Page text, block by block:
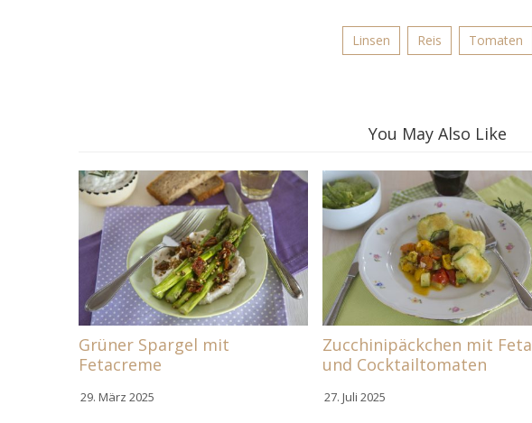
Linsen Reis Tomaten
You May Also Like
Grüner Spargel mit
Fetacreme
29. März 2025
Zucchinipäckchen mit Feta
und Cocktailtomaten
27. Juli 2025